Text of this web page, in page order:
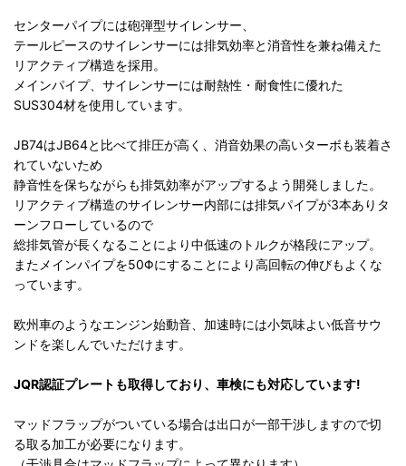
センターパイプには砲弾型サイレンサー、
テールピースのサイレンサーには排気効率と消音性を兼ね備えた
リアクティブ構造を採用。
メインパイプ、サイレンサーには耐熱性・耐食性に優れた
SUS304材を使用しています。
JB74はJB64と比べて排圧が高く、消音効果の高いターボも装着さ
れていないため
静音性を保ちながらも排気効率がアップするよう開発しました。
リアクティブ構造のサイレンサー内部には排気パイプが3本ありタ
ーンフローしているので
総排気管が長くなることにより中低速のトルクが格段にアップ。
またメインパイプを50Φにすることにより高回転の伸びもよくな
っています。
欧州車のようなエンジン始動音、加速時には小気味よい低音サウ
ンドを楽しんでいただけます。
JQR認証プレートも取得しており、車検にも対応しています!
マッドフラップがついている場合は出口が一部干渉しますので切
る取る加工が必要になります。